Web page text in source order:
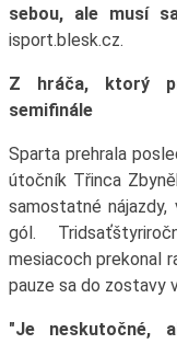
sebou, ale musí
isport.blesk.cz.
Z hráča, ktorý
semifinále
Sparta prehrala
útočník Třinca
samostatné
gól.
mesiacoch prekonal
pauze sa do zostavy
"Je neskutočné,